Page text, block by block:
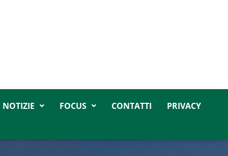
NOTIZIE FOCUS CONTATTI PRIVACY